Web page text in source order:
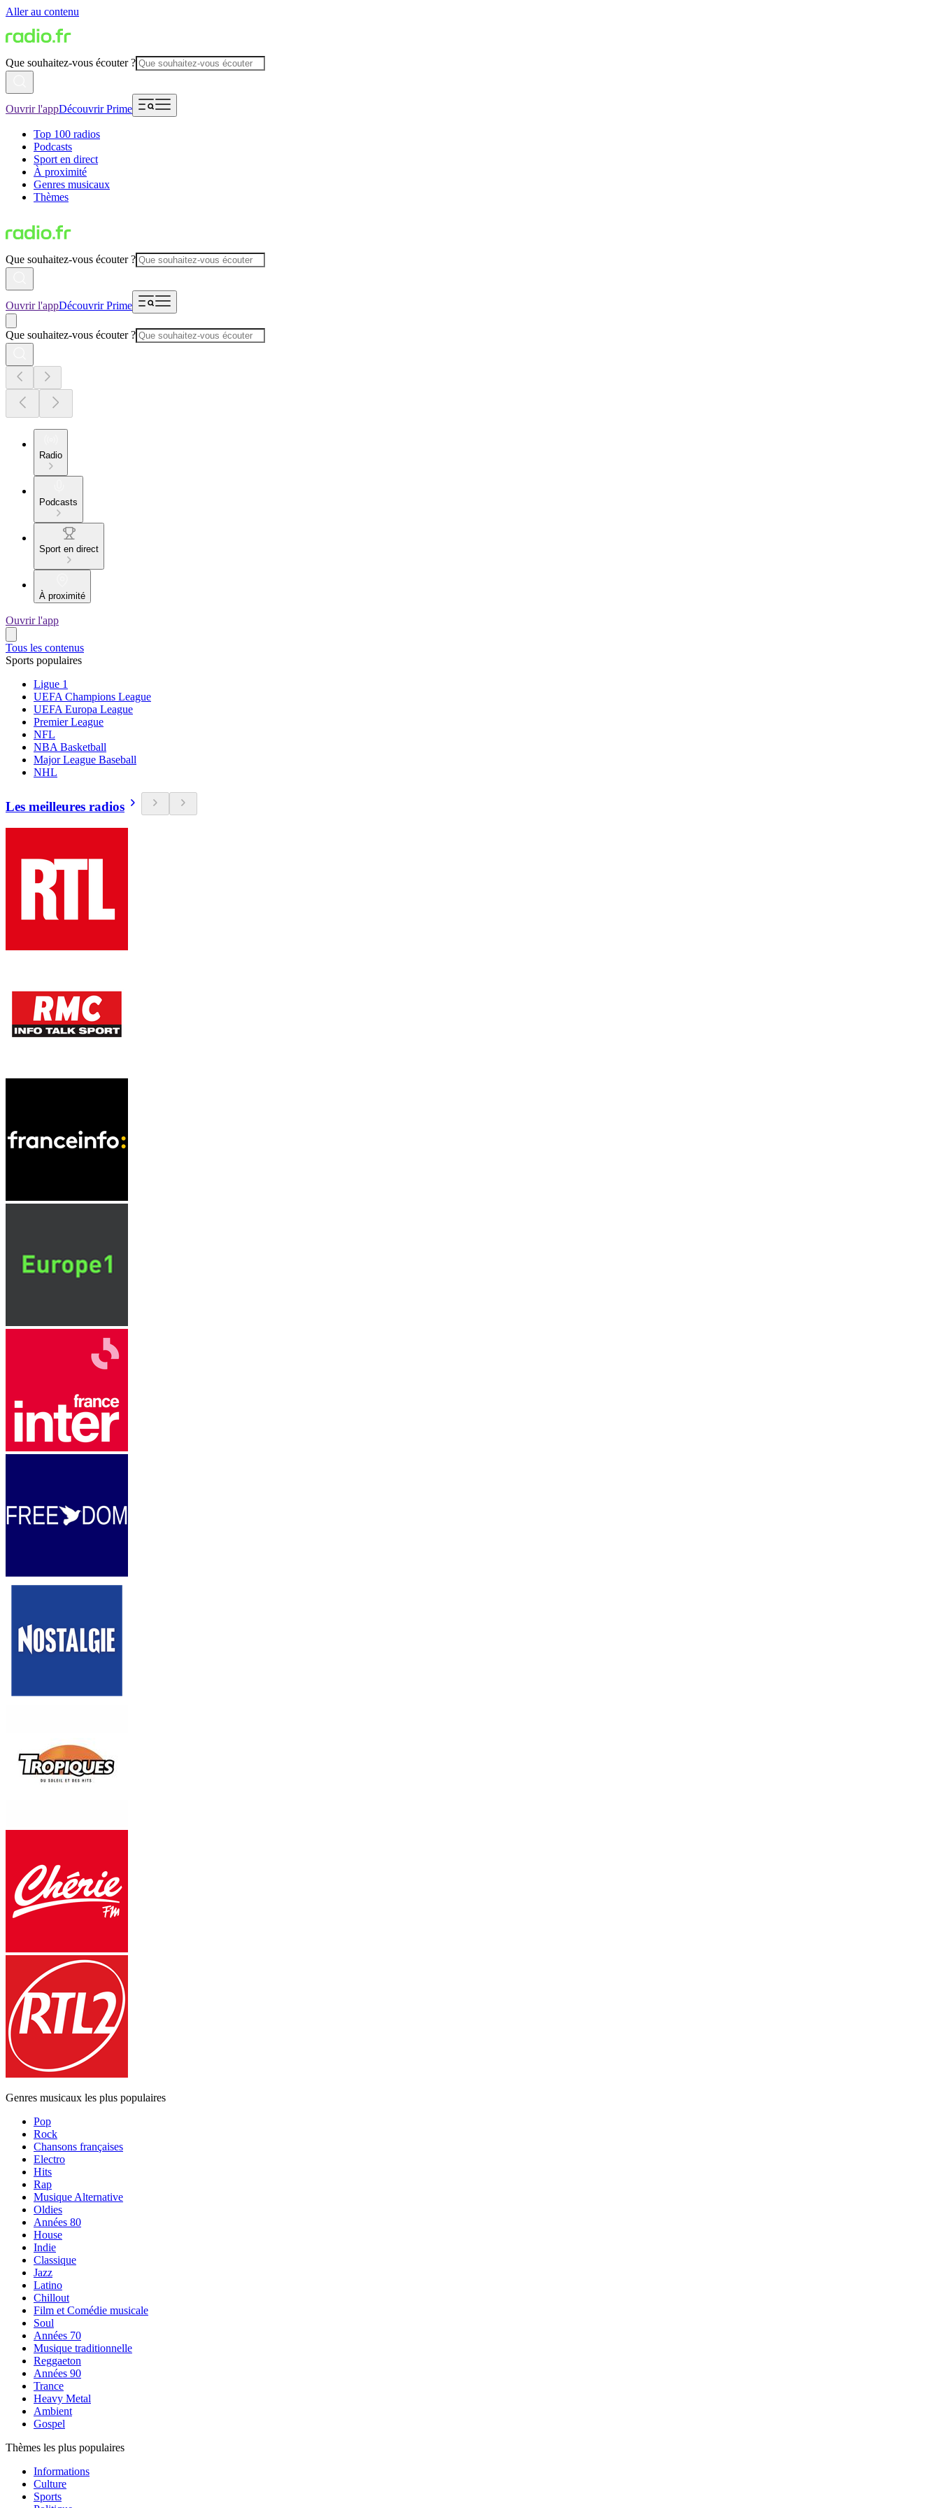
Aller au contenu
Que souhaitez-vous écouter ?
Ouvrir l'appDécouvrir Prime
Top 100 radios
Podcasts
Sport en direct
À proximité
Genres musicaux
Thèmes
Que souhaitez-vous écouter ?
Ouvrir l'appDécouvrir Prime
Que souhaitez-vous écouter ?
Radio
Podcasts
Sport en direct
À proximité
Ouvrir l'app
Tous les contenus
Sports populaires
Ligue 1
UEFA Champions League
UEFA Europa League
Premier League
NFL
NBA Basketball
Major League Baseball
NHL
Les meilleures radios
Genres musicaux les plus populaires
Pop
Rock
Chansons françaises
Electro
Hits
Rap
Musique Alternative
Oldies
Années 80
House
Indie
Classique
Jazz
Latino
Chillout
Film et Comédie musicale
Soul
Années 70
Musique traditionnelle
Reggaeton
Années 90
Trance
Heavy Metal
Ambient
Gospel
Thèmes les plus populaires
Informations
Culture
Sports